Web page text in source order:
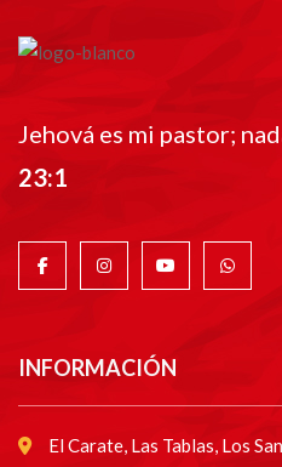
Jehová es mi pastor;
23:1
INFORMACIÓN
El Carate, Las Tablas, Los